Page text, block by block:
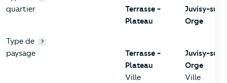
quartier
Terrasse -
Plateau
Juvisy-sur-
Orge
Type de
paysage
?
Terrasse -
Plateau
Ville
Juvisy-sur-
Orge
Ville